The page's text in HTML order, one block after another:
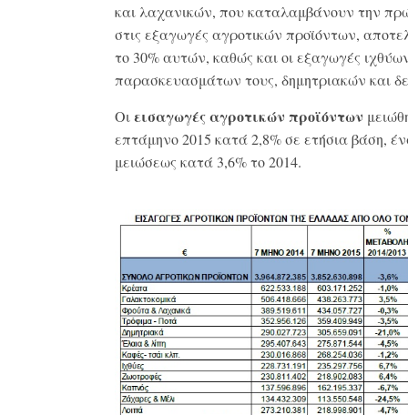
και λαχανικών, που καταλαμβάνουν την
στις εξαγωγές αγροτικών προϊόντων,
το 30% αυτών, καθώς και οι εξαγωγές
παρασκευασμάτων τους, δημητριακών και
Οιεισαγωγές αγροτικών προϊόντων
επτάμηνο 2015 κατά 2,8% σε ετήσια βάση,
μειώσεως κατά 3,6% το 2014.